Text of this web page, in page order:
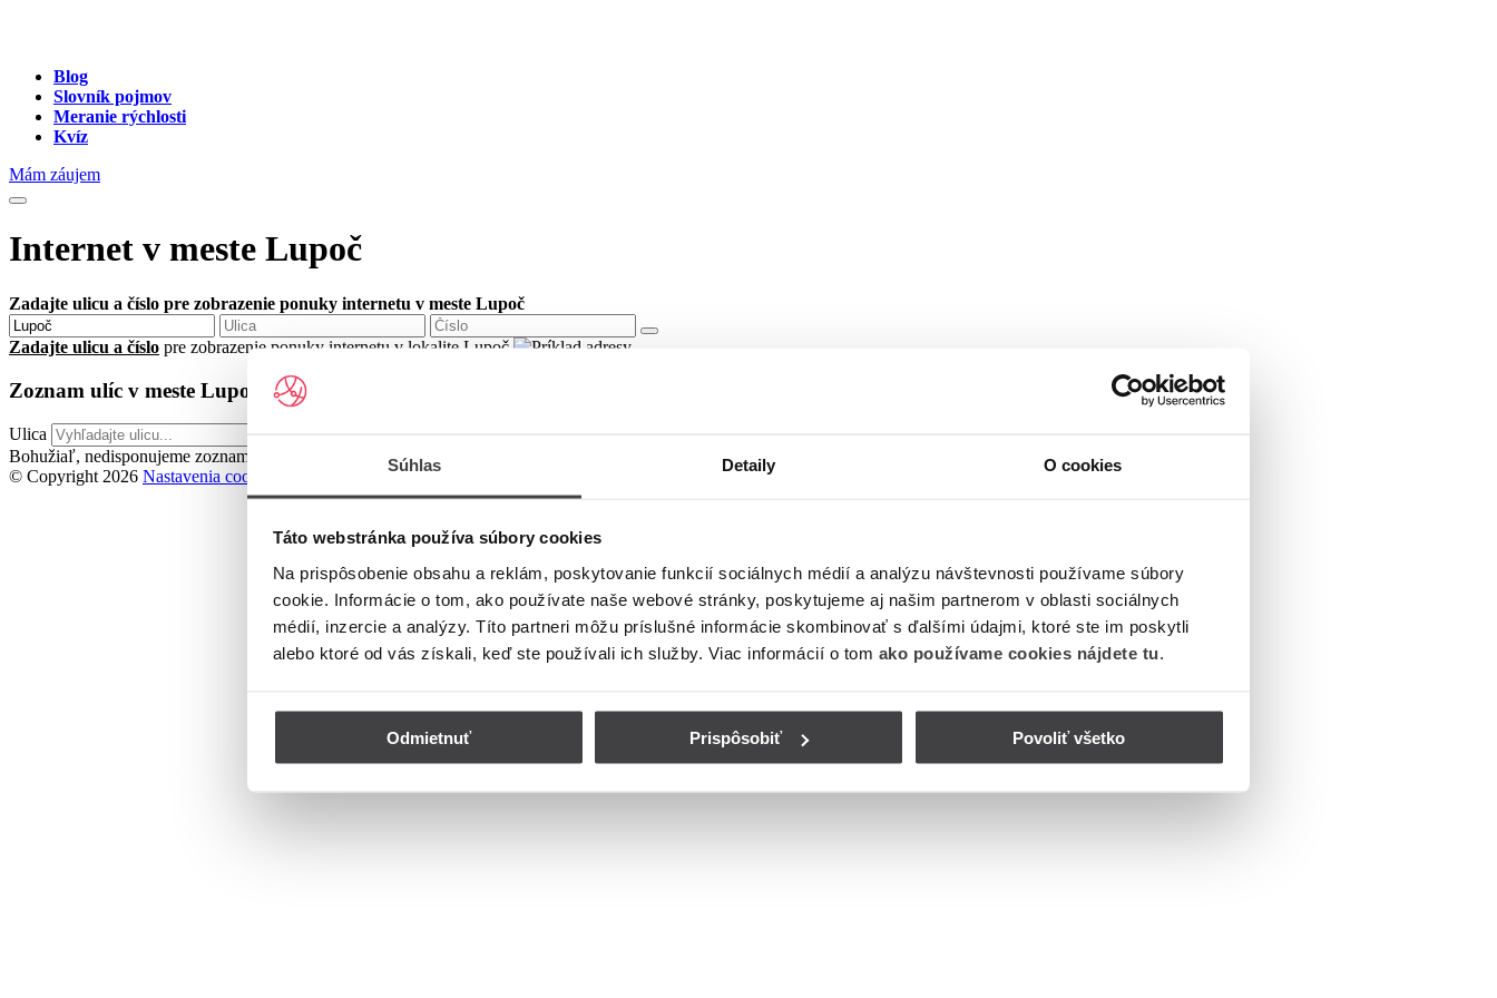
Súhlas Detaily O cookies
Táto webstránka používa súbory cookies
Na prispôsobenie obsahu a reklám, poskytovanie funkcií sociálnych médií a analýzu návštevnosti používame súbory
cookie. Informácie o tom, ako používate naše webové stránky, poskytujeme aj našim partnerom v oblasti sociálnych
médií, inzercie a analýzy. Títo partneri môžu príslušné informácie skombinovať s ďalšími údajmi, ktoré ste im poskytli
alebo ktoré od vás získali, keď ste používali ich služby. Viac informácií o tom ako používame cookies nájdete tu.
Odmietnuť Prispôsobiť Povoliť všetko
Blog
Slovník pojmov
Meranie rýchlosti
Kvíz
Mám záujem
Internet v meste Lupoč
Zadajte ulicu a číslo pre zobrazenie ponuky internetu v meste Lupoč
Zadajte ulicu a číslo pre zobrazenie ponuky internetu v lokalite Lupoč
Zoznam ulíc v meste Lupoč
Ulica
Bohužiaľ, nedisponujeme zoznamom dostupných ulíc v danom meste
© Copyright 2026 Nastavenia cookies